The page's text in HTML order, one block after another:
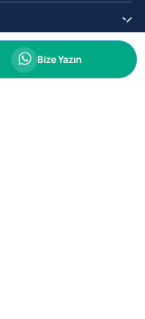
Whatsapp
Bize Yazın